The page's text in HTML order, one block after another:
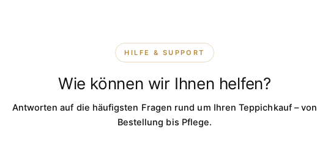
HILFE & SUPPORT
Wie können wir Ihnen helfen?
Antworten auf die häufigsten Fragen rund um Ihren Teppichkauf – von
Bestellung bis Pflege.